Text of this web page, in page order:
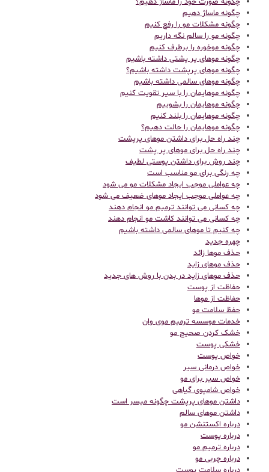
چگونه ماساژ دهیم
چگونه مشکلات مو را رفع کنیم
چگونه مو را سالم نگه داریم
چگونه موخوره را برطرف کنیم
چگونه موهای پر پشتی داشته باشیم
چگونه موهای پرپشت داشته باشیم؟
چگونه موهای سالمی داشته باشیم
چگونه موهایمان را با سیر تقویت کنیم
چگونه موهایمان را بشوییم
چگونه موهایمان را بلند کنیم
چگونه موهایمان را حالت دهیم؟
چند راه حل برای داشتن موهای پرپشت
چند راه حل برای موهای پر پشت
چند روش برای داشتن پوستی لطیف
چه رنگی برای مو مناسب است
چه عواملی موجب ایجاد مشکلات مو می شود
چه عواملی موجب ایجاد موهای ضعیف می شود
چه کسانی می توانند ترمیم مو انجام دهند
چه کسانی می توانند کاشت مو انجام دهند
چه کنیم تا موهای سالمی داشته باشیم
چهره جدید
حذف موها زائد
حذف موهای زاید
حذف موهای زاید در بدن با روش های جدید
حفاظت از پوست
حفاظت از موها
حفظ سلامت مو
خدمات موسسه ترمیم موی وان
خشک کردن صحیح مو
خشکی پوست
خواص پوست
خواص درمانی سیر
خواص سیر برای مو
خواص شامپوی گیاهی
داشتن موهای پرپشت چگونه میسر است
داشتن موهای سالم
درباره اکستنشن مو
درباره پوست
درباره ترمیم مو
درباره چربی مو